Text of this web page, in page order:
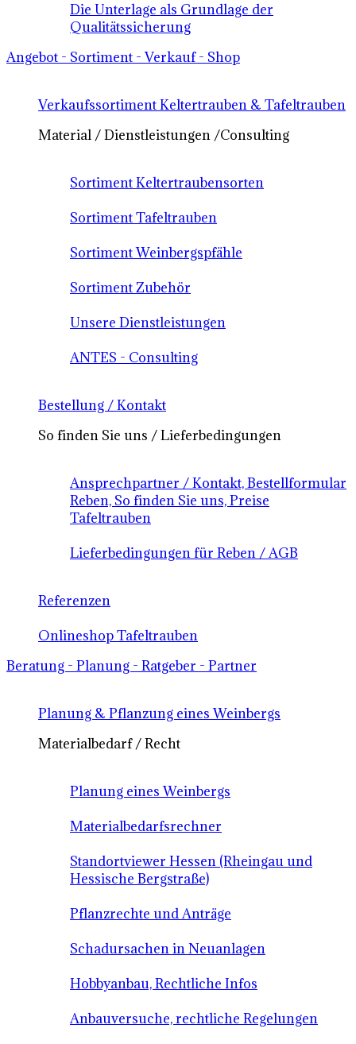
Die Unterlage als Grundlage der
Qualitätssicherung
Angebot - Sortiment - Verkauf - Shop
Verkaufssortiment Keltertrauben & Tafeltrauben
Material / Dienstleistungen /Consulting
Sortiment Keltertraubensorten
Sortiment Tafeltrauben
Sortiment Weinbergspfähle
Sortiment Zubehör
Unsere Dienstleistungen
ANTES - Consulting
Bestellung / Kontakt
So finden Sie uns / Lieferbedingungen
Ansprechpartner / Kontakt, Bestellformular
Reben, So finden Sie uns, Preise
Tafeltrauben
Lieferbedingungen für Reben / AGB
Referenzen
Onlineshop Tafeltrauben
Beratung - Planung - Ratgeber - Partner
Planung & Pflanzung eines Weinbergs
Materialbedarf / Recht
Planung eines Weinbergs
Materialbedarfsrechner
Standortviewer Hessen (Rheingau und
Hessische Bergstraße)
Pflanzrechte und Anträge
Schadursachen in Neuanlagen
Hobbyanbau, Rechtliche Infos
Anbauversuche, rechtliche Regelungen